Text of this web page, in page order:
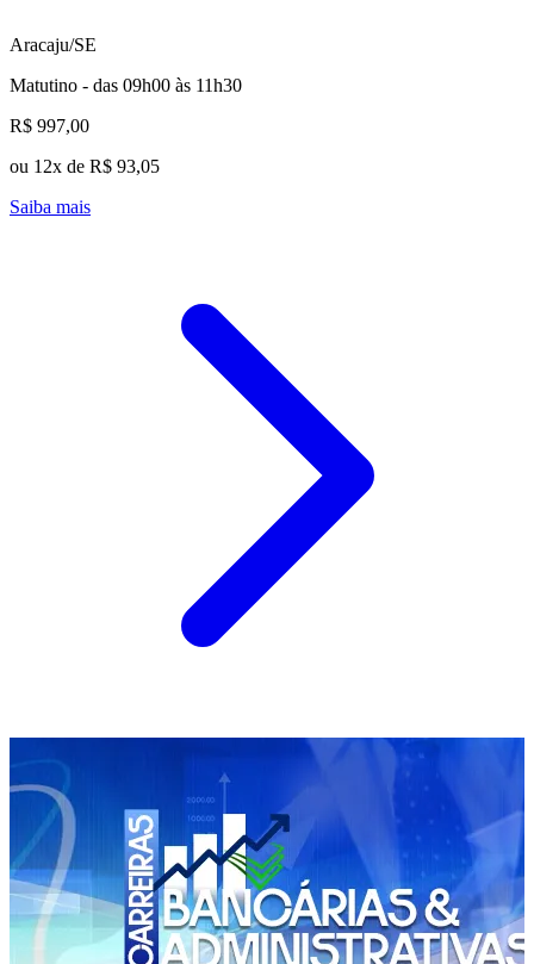
Aracaju/SE
Matutino - das 09h00 às 11h30
R$ 997,00
ou 12x de R$ 93,05
Saiba mais